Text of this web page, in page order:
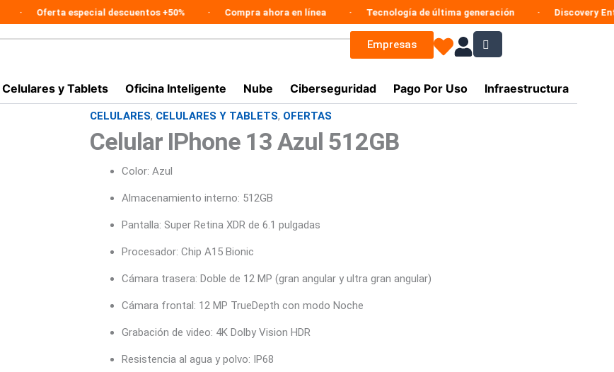
especial descuentos +50% Compra ahora en línea Tecnología de última generación Discovery Enterprise
Empresas
Celulares y Tablets Oficina Inteligente Nube Ciberseguridad Pago Por Uso Infraestructura
CELULARES, CELULARES Y TABLETS, OFERTAS
Celular IPhone 13 Azul 512GB
Color: Azul
Almacenamiento interno: 512GB
Pantalla: Super Retina XDR de 6.1 pulgadas
Procesador: Chip A15 Bionic
Cámara trasera: Doble de 12 MP (gran angular y ultra gran angular)
Cámara frontal: 12 MP TrueDepth con modo Noche
Grabación de video: 4K Dolby Vision HDR
Resistencia al agua y polvo: IP68
El
precio
original
era:
$5.104.900.
El
precio
es:
$3.141.900.